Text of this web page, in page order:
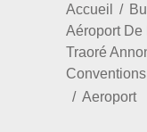
Accueil
Aéroport De
Traoré
Conventions
Aeroport